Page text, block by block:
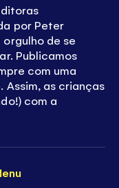
por Peter
orgulho de se
Publicamos
com uma
as crianças
com a